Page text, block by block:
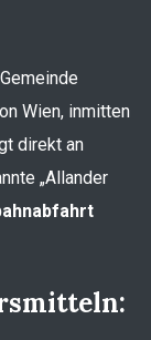
Wien, inmitten
direkt an
„Allander